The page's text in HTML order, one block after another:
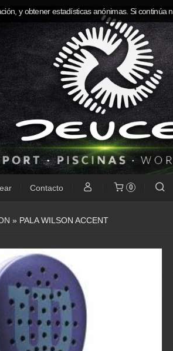
Contacto 0
» PALA WILSON ACCENT
y obtener estadísticas anónimas. Si continúa